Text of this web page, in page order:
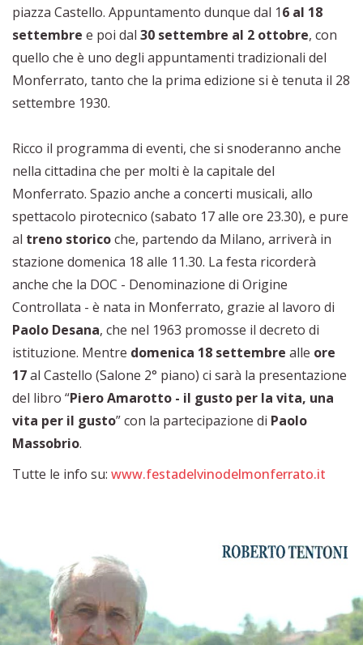
piazza Castello. Appuntamento dunque dal 16 al 18
settembre e poi dal 30 settembre al 2 ottobre, con
quello che è uno degli appuntamenti tradizionali del
Monferrato, tanto che la prima edizione si è tenuta il 28
settembre 1930.
Ricco il programma di eventi, che si snoderanno anche
nella cittadina che per molti è la capitale del
Monferrato. Spazio anche a concerti musicali, allo
spettacolo pirotecnico (sabato 17 alle ore 23.30), e pure
al treno storicoche, partendo da Milano, arriverà in
stazione domenica 18 alle 11.30. La festa ricorderà
anche che la DOC - Denominazione di Origine
Controllata - è nata in Monferrato, grazie al lavoro di
Paolo Desana, che nel 1963 promosse il decreto di
istituzione. Mentre domenica 18 settembre alle ore
17al Castello (Salone 2° piano) ci sarà la presentazione
del libro “Piero Amarotto - il gusto per la vita, una
vita per il gusto” con la partecipazione di Paolo
Massobrio.
Tutte le info su: www.festadelvinodelmonferrato.it